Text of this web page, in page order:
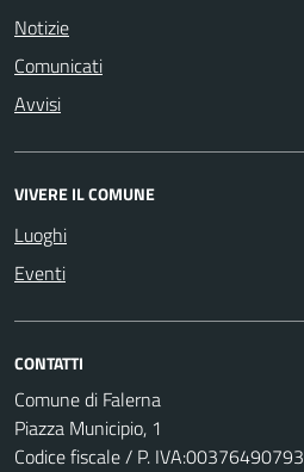
Notizie
Comunicati
Avvisi
VIVERE IL COMUNE
Luoghi
Eventi
CONTATTI
Comune di Falerna
Piazza Municipio, 1
Codice fiscale / P. IVA:00376490793